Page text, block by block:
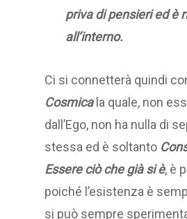
priva di pensieri ed è
all’interno.
Ci si connetterà quindi
Cosmicala quale, non
dall’Ego, non ha nulla di
stessa ed è soltanto
Essere ciò che già si è, è
poiché l’esistenza è
si può sempre